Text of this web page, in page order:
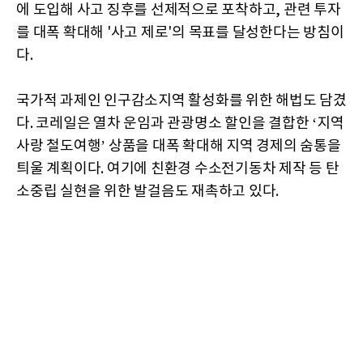
에 도입해 사고 징후를 선제적으로 포착하고, 관련 투자
를 대폭 확대해 '사고 제로'의 목표를 달성한다는 방침이
다.
국가적 과제인 인구감소지역 활성화를 위한 해법도 담겼
다. 코레일은 열차 운임과 관광명소 할인을 결합한 ‘지역
사랑 철도여행’ 상품을 대폭 확대해 지역 경제의 숨통을
틔울 계획이다. 여기에 친환경 수소전기동차 제작 등 탄
소중립 실현을 위한 발걸음도 재촉하고 있다.